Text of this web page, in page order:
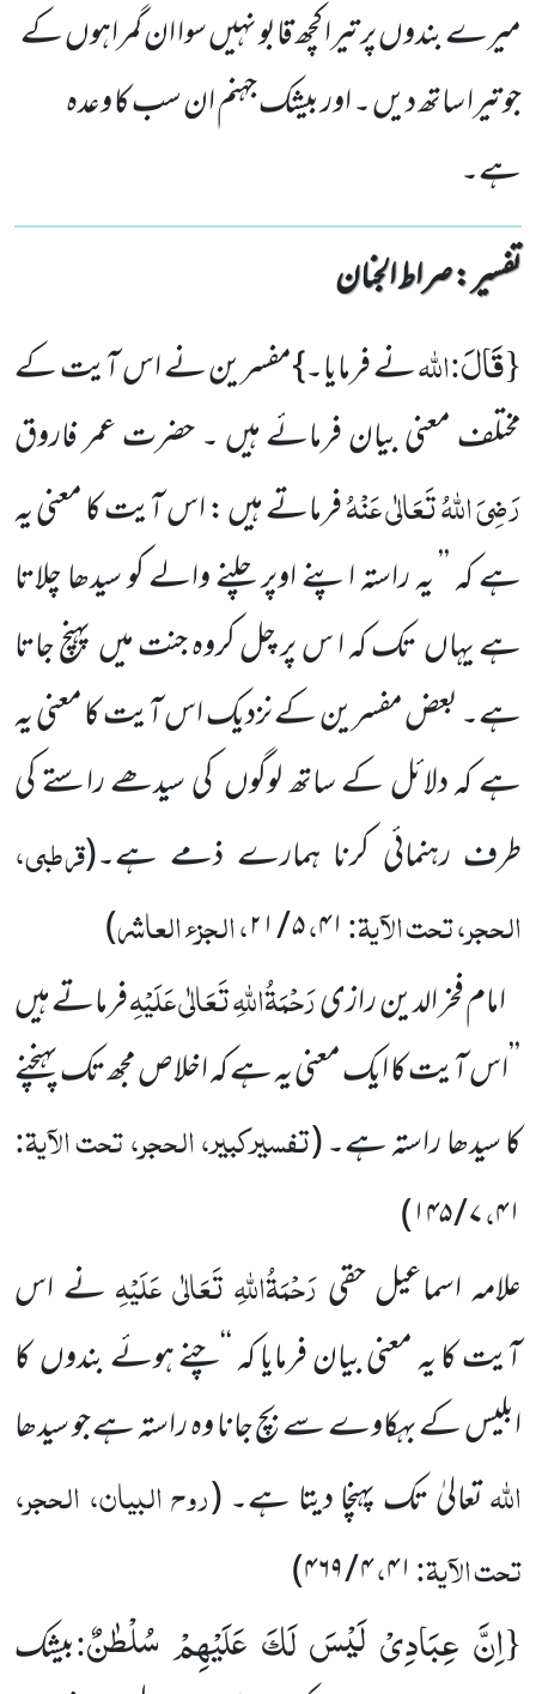
میرے بندوں پر تیرا کچھ قابو نہیں سوا ان گمراہوں کے
جو تیرا ساتھ دیں ۔ اور بیشک جہنم ان سب کا وعدہ
ہے۔
تفسیر : ‎صراط الجنان
{قَالَ:اللّٰہنے فرمایا۔}مفسرین نے اس آیت کے
مختلف معنی بیان فرمائے ہیں ۔ حضرت عمر فاروق
رَضِیَ اللّٰہُ تَعَالٰی عَنْہُفرماتے ہیں : اس آیت کا معنی یہ
ہے کہ ’’ یہ راستہ اپنے اوپر چلنے والے کو سیدھا چلاتا
ہے یہاں تک کہ ا س پر چل کروہ جنت میں پہنچ جاتا
ہے۔ بعض مفسرین کے نزدیک اس آیت کا معنی یہ
ہے کہ دلائل کے ساتھ لوگوں کی سیدھے راستے کی
طرف رہنمائی کرنا ہمارے ذمے ہے۔(قرطبی،
الحجر، تحت الآیۃ:۴۱،۵ / ۲۱ ، الجزء العاشر)
امام فخر الدین رازیرَحْمَۃُاللّٰہِ تَعَالٰی عَلَیْہِفرماتے ہیں
’’اس آیت کا ایک معنی یہ ہے کہ اخلاص مجھ تک پہنچنے
کا سیدھا راستہ ہے۔(تفسیرکبیر، الحجر، تحت الآیۃ:
۴۱،۷ / ۱۴۵
)
علامہ اسماعیل حقیرَحْمَۃُاللّٰہِ تَعَالٰی عَلَیْہِنے اس
آیت کا یہ معنی بیان فرمایا کہ ‘‘چنے ہوئے بندوں کا
ابلیس کے بہکاوے سے بچ جانا وہ راستہ ہے جو سیدھا
اللّٰہتعالیٰ تک پہنچا دیتا ہے۔(روح البیان، الحجر،
تحت الآیۃ:۴۱،۴ / ۴۶۹ )
{اِنَّ عِبَادِیْ لَیْسَ لَكَ عَلَیْهِمْ سُلْطٰنٌ:بیشک